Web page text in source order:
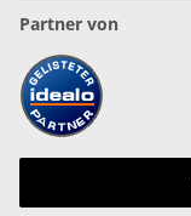
Partner von